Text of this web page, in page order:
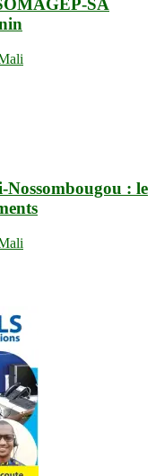
SA
Nossombougou : le